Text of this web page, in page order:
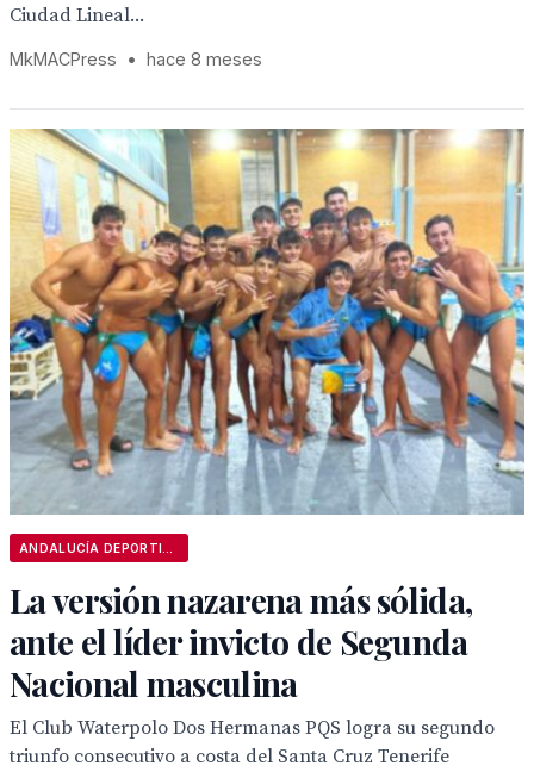
Ciudad Lineal...
MkMACPress • hace 8 meses
La versión nazarena más sólida,
ante el líder invicto de Segunda
Nacional masculina
El Club Waterpolo Dos Hermanas PQS logra su segundo
triunfo consecutivo a costa del Santa Cruz Tenerife